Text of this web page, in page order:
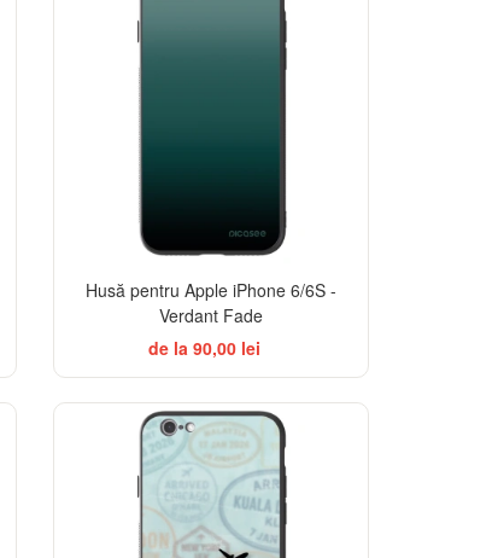
Husă pentru Apple iPhone 6/6S -
Verdant Fade
de la 90,00 lei